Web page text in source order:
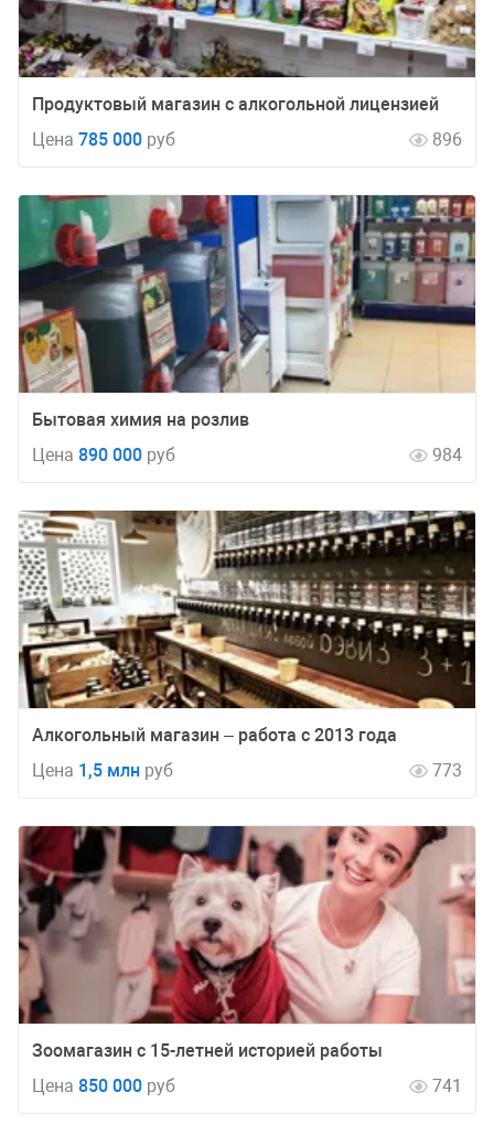
Продуктовый магазин с алкогольной лицензией
Цена 785 000 руб 896
Бытовая химия на розлив
Цена 890 000 руб 984
Алкогольный магазин – работа с 2013 года
Цена 1,5 млн руб 773
Зоомагазин с 15-летней историей работы
Цена 850 000 руб 741